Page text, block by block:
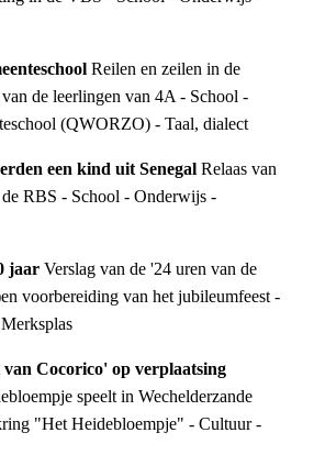
Reilen en zeilen in de
de leerlingen van 4A - School -
(QWORZO) - Taal, dialect
een kind uit Senegal Relaas van
RBS - School - Onderwijs -
jaar Verslag van de '24 uren van de
voorbereiding van het jubileumfeest -
speelt in Wechelderzande
"Het Heidebloempje" - Cultuur -